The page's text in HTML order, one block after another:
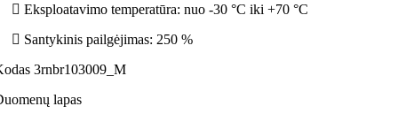
Eksploatavimo temperatūra: nuo -30 °C iki +70 °C
Santykinis pailgėjimas: 250 %
3rnbr103009_M
lapas